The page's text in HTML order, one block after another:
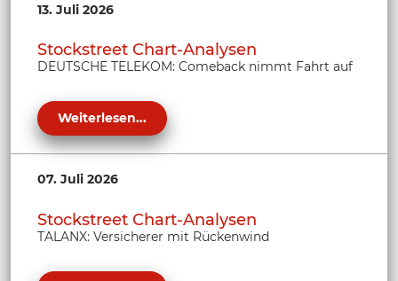
13. Juli 2026
Stockstreet Chart-Analysen
DEUTSCHE TELEKOM: Comeback nimmt Fahrt auf
Weiterlesen...
07. Juli 2026
Stockstreet Chart-Analysen
TALANX: Versicherer mit Rückenwind